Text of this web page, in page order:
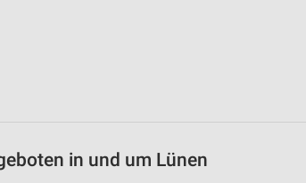
in und um Lünen